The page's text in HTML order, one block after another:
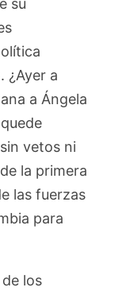
su
¿Ayer a
a Ángela
vetos ni
la primera
las fuerzas
para
los